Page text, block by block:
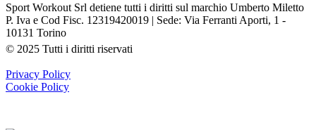
Sport Workout Srl detiene tutti i diritti sul marchio Umberto Miletto
P. Iva e Cod Fisc. 12319420019 | Sede: Via Ferranti Aporti, 1 -
10131 Torino
© 2025 Tutti i diritti riservati
Privacy Policy
Cookie Policy